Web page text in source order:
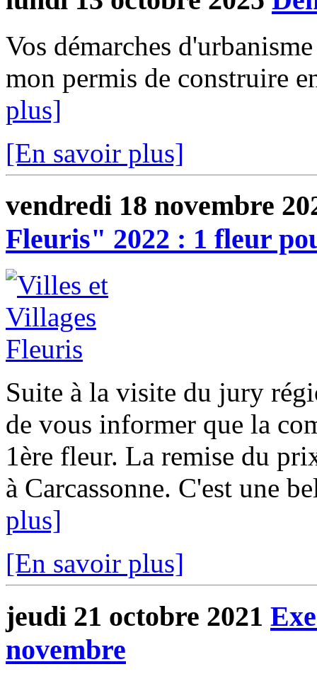
Vos démarches
mon permis de construire
plus]
[En savoir plus]
vendredi 18 novembre
Fleuris" 2022 : 1 fleur
Suite à la visite du jury
de vous informer que la
1ère fleur. La remise du
à Carcassonne. C'est une
plus]
[En savoir plus]
jeudi 21 octobre 2021
novembre